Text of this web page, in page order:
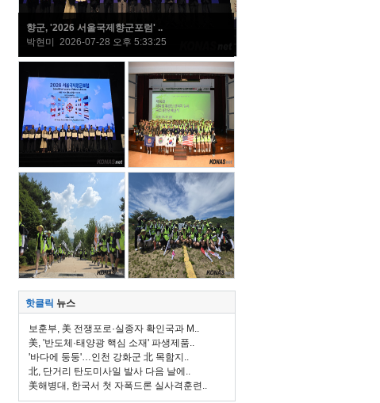
향군, '2026 서울국제향군포럼' ..
박현미 2026-07-28 오후 5:33:25
핫클릭 뉴스
보훈부, 美 전쟁포로·실종자 확인국과 M..
美, '반도체·태양광 핵심 소재' 파생제품..
'바다에 둥둥'…인천 강화군 北 목함지..
北, 단거리 탄도미사일 발사 다음 날에..
美해병대, 한국서 첫 자폭드론 실사격훈련..